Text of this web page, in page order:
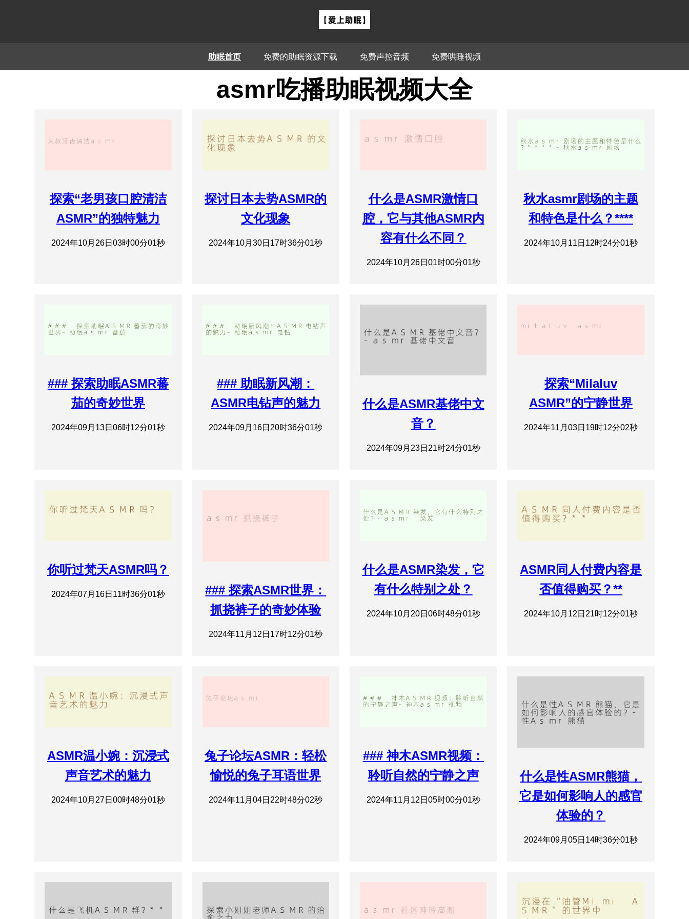
助眠首页 免费的助眠资源下载 免费声控音频 免费哄睡视频
asmr吃播助眠视频大全
探索“老男孩口腔清洁
ASMR”的独特魅力
2024年10月26日03时00分01秒
探讨日本去势ASMR的
文化现象
2024年10月30日17时36分01秒
什么是ASMR激情口
腔，它与其他ASMR内
容有什么不同？
2024年10月26日01时00分01秒
秋水asmr剧场的主题
和特色是什么？****
2024年10月11日12时24分01秒
### 探索助眠ASMR蕃
茄的奇妙世界
2024年09月13日06时12分01秒
### 助眠新风潮：
ASMR电钻声的魅力
2024年09月16日20时36分01秒
什么是ASMR基佬中文
音？
2024年09月23日21时24分01秒
探索“Milaluv
ASMR”的宁静世界
2024年11月03日19时12分02秒
你听过梵天ASMR吗？
2024年07月16日11时36分01秒
### 探索ASMR世界：
抓挠裤子的奇妙体验
2024年11月12日17时12分01秒
什么是ASMR染发，它
有什么特别之处？
2024年10月20日06时48分01秒
ASMR同人付费内容是
否值得购买？**
2024年10月12日21时12分01秒
ASMR温小婉：沉浸式
声音艺术的魅力
2024年10月27日00时48分01秒
兔子论坛ASMR：轻松
愉悦的兔子耳语世界
2024年11月04日22时48分02秒
### 神木ASMR视频：
聆听自然的宁静之声
2024年11月12日05时00分01秒
什么是性ASMR熊猫，
它是如何影响人的感官
体验的？
2024年09月05日14时36分01秒